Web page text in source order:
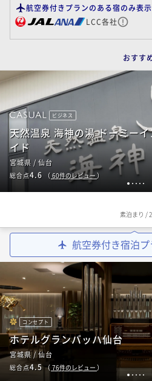
航空券付きプランのある宿のみ表示
LCC各社
おすす
1 2 3 4 5
ビジネス
天然温泉 海神の湯 ドーミー
イド
宮城県 / 仙台
総合点4.6 （ 60件のレビュー）
素泊まり /
航空券付き宿泊
1 2 3 4 5
コンセプト
ホテルグランバッハ仙台
宮城県 / 仙台
総合点4.5（ 76件のレビュー ）